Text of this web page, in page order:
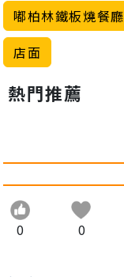
嘟柏林鐵板燒餐廳
店面
熱門推薦
0 0